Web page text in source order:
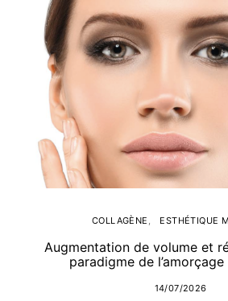
COLLAGÈNE ESTHÉTIQUE
Augmentation de volume et
paradigme de
14/07/2026